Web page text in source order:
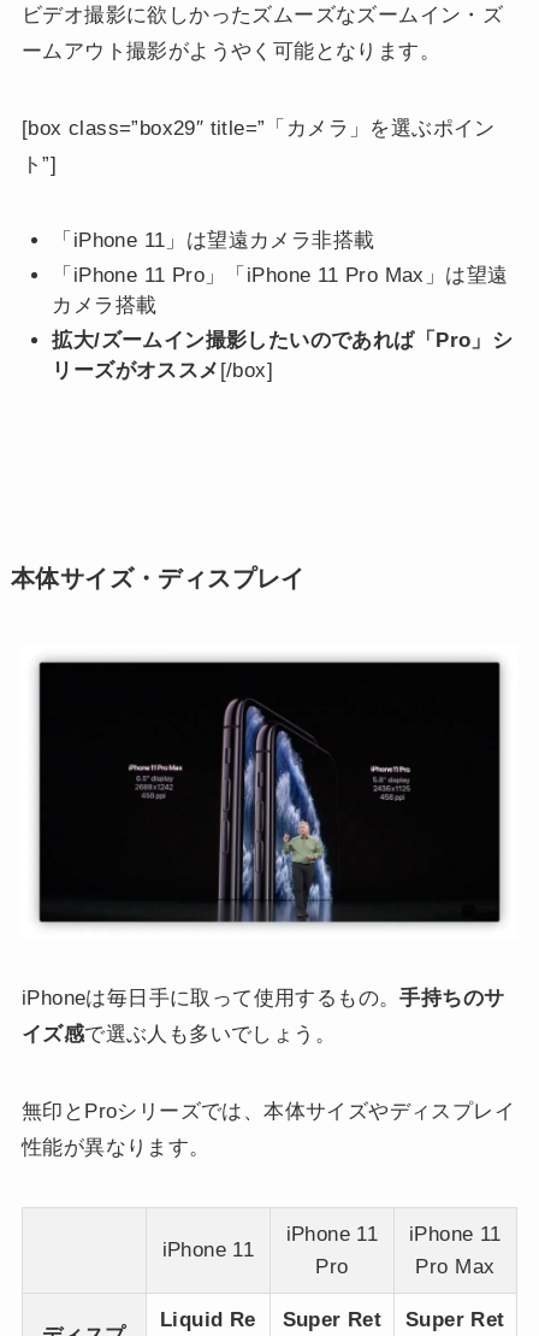
ビデオ撮影に欲しかったズムーズなズームイン・ズ
ームアウト撮影がようやく可能となります。
[box class=”box29″ title=”「カメラ」を選ぶポイン
ト”]
「iPhone 11」は望遠カメラ非搭載
「iPhone 11 Pro」「iPhone 11 Pro Max」は望遠
カメラ搭載
拡大/ズームイン撮影したいのであれば「Pro」シ
リーズがオススメ [/box]
本体サイズ・ディスプレイ
iPhoneは毎日手に取って使用するもの。手持ちのサ
イズ感で選ぶ人も多いでしょう。
無印とProシリーズでは、本体サイズやディスプレイ
性能が異なります。
iPhone 11
iPhone 11
Pro
iPhone 11
Pro Max
Liquid Re Super Ret Super Ret